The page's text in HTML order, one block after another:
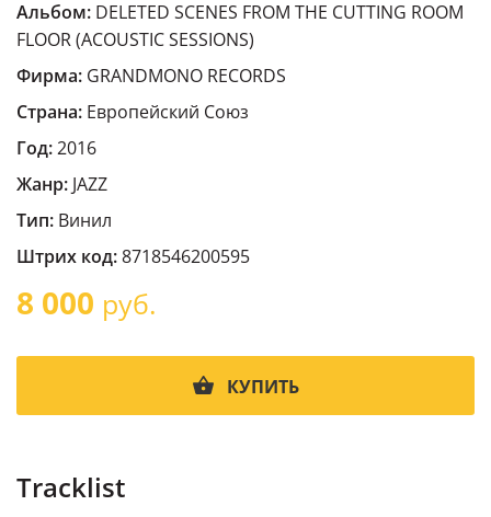
Альбом: DELETED SCENES FROM THE CUTTING ROOM
FLOOR (ACOUSTIC SESSIONS)
Фирма: GRANDMONO RECORDS
Страна: Европейский Cоюз
Год:2016
Жанр: JAZZ
Тип: Винил
Штрих код:8718546200595
8 000 руб.
КУПИТЬ
Tracklist